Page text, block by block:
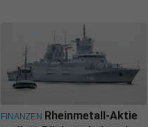
FINANZEN Rheinmetall-Aktie